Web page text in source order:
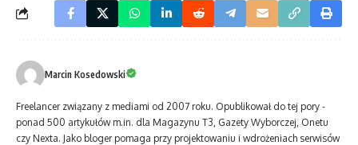
Marcin Kosedowski
Freelancer związa­ny z mediami od 2007 roku. Opublikował do tej pory ­
ponad 500 artykułów m.in. dla Magazynu T3, Gazety Wyborczej, Onetu
czy Nexta. Jako bloger pomaga przy projektowa­niu i wdroże­niach serwisów